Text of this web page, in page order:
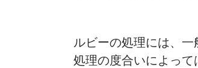
ルビーの処理には、
処理の度合いによっ